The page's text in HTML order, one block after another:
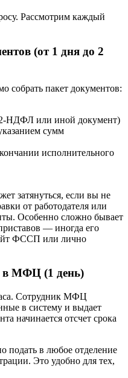
Рассмотрим каждый
(от 1 дня до 2
пакет документов:
НДФЛ или иной документ)
сумм
исполнительного
затянуться, если вы не
от работодателя или
Особенно сложно бывает
— иногда его
ФССП или лично
в МФЦ (1 день)
Сотрудник МФЦ
в систему и выдает
начинается отсчет срока
подать в любое отделение
Это удобно для тех,